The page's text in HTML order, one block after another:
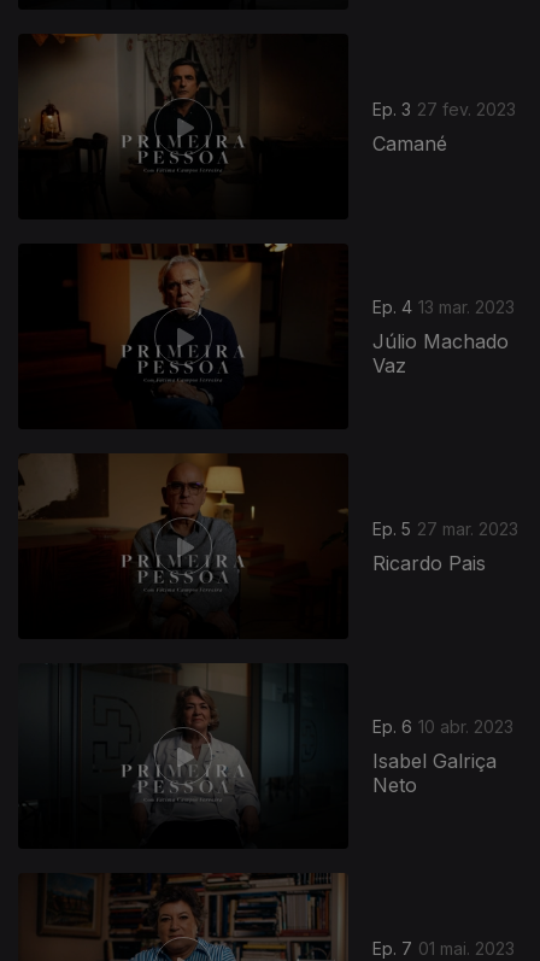
Ep. 3 27 fev. 2023
Camané
Ep. 4 13 mar. 2023
Júlio Machado
Vaz
Ep. 5 27 mar. 2023
Ricardo Pais
Ep. 6 10 abr. 2023
Isabel Galriça
Neto
Ep. 7 01 mai. 2023